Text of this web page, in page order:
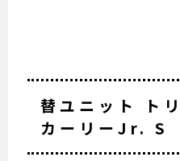
替ユニット ト
カーリーJr. S